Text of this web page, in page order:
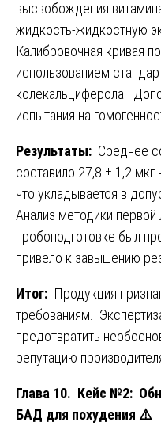
высвобождения
жидкость-жидкостную
Калибровочная кривая
использованием
колекальциферола.
испытания на
Результаты: Среднее
составило 27,8 ± 1,2
что укладывается в
Анализ методики первой
пробоподготовке был
привело к завышению
Итог: Продукция
требованиям.
предотвратить
репутацию
Глава 10. Кейс №2:
БАД для похудения ⚠️